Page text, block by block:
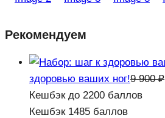
Рекомендуем
здоровью ваших ног!9 900₽
Кешбэкдо 2200 баллов
Кешбэк1485 баллов